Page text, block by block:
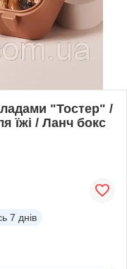
"Тостер" /
їжі / Ланч бокс
7 днів